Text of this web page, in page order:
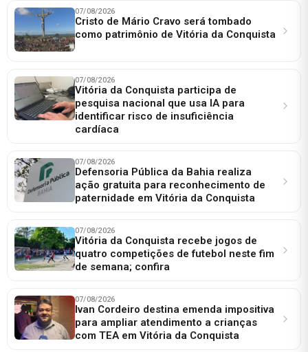
07/08/2026
Cristo de Mário Cravo será tombado
como patrimônio de Vitória da Conquista
07/08/2026
Vitória da Conquista participa de
pesquisa nacional que usa IA para
identificar risco de insuficiência
cardíaca
07/08/2026
Defensoria Pública da Bahia realiza
ação gratuita para reconhecimento de
paternidade em Vitória da Conquista
07/08/2026
Vitória da Conquista recebe jogos de
quatro competições de futebol neste fim
de semana; confira
07/08/2026
Ivan Cordeiro destina emenda impositiva
para ampliar atendimento a crianças
com TEA em Vitória da Conquista